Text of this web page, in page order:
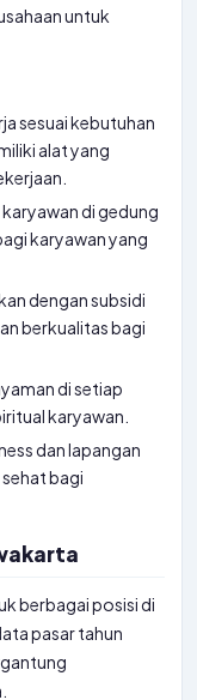
untuk
sesuai kebutuhan
alat yang
di gedung
karyawan yang
dengan subsidi
berkualitas bagi
di setiap
karyawan.
dan lapangan
bagi
berbagai posisi di
pasar tahun